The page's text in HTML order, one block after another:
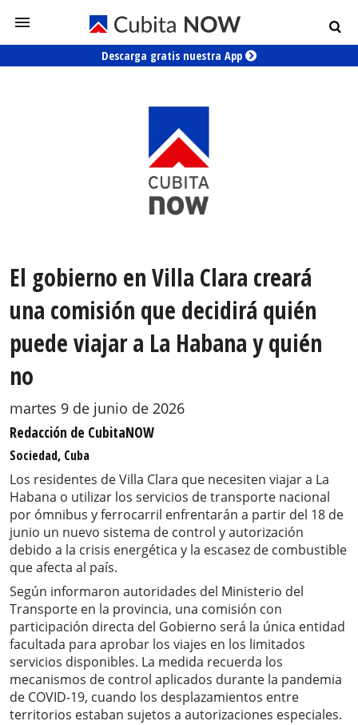
Descarga gratis nuestra App
El gobierno en Villa Clara creará
una comisión que decidirá quién
puede viajar a La Habana y quién
no
martes 9 de junio de 2026
Redacción de CubitaNOW
Sociedad, Cuba
Los residentes de Villa Clara que necesiten viajar a La
Habana o utilizar los servicios de transporte nacional
por ómnibus y ferrocarril enfrentarán a partir del 18 de
junio un nuevo sistema de control y autorización
debido a la crisis energética y la escasez de combustible
que afecta al país.
Según informaron autoridades del Ministerio del
Transporte en la provincia, una comisión con
participación directa del Gobierno será la única entidad
facultada para aprobar los viajes en los limitados
servicios disponibles. La medida recuerda los
mecanismos de control aplicados durante la pandemia
de COVID-19, cuando los desplazamientos entre
territorios estaban sujetos a autorizaciones especiales.